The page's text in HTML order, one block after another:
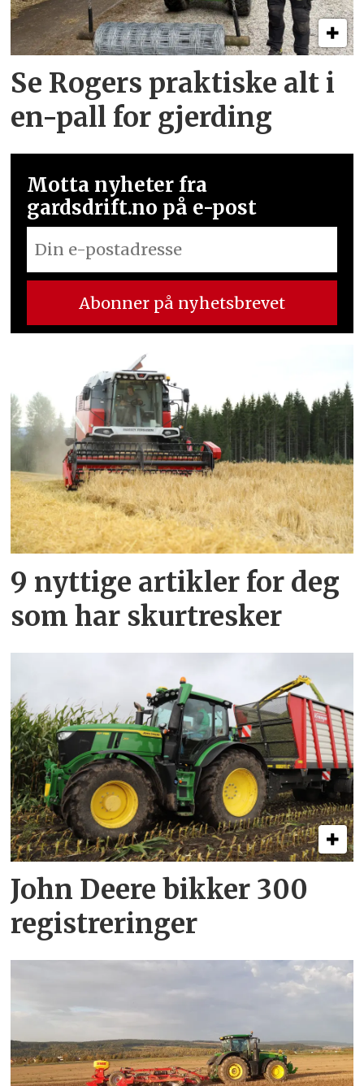
Se Rogers praktiske alt i
en-pall for gjerding
Motta nyheter fra
gardsdrift.no på e-post
9 nyttige artikler for deg
som har skurtresker
John Deere bikker 300
registreringer